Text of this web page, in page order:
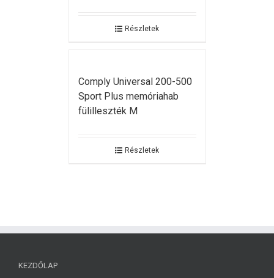
Részletek
Comply Universal 200-500
Sport Plus memóriahab
fülilleszték M
Részletek
KEZDŐLAP